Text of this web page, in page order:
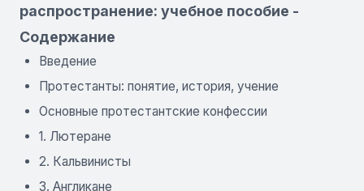
распространение: учебное пособие -
Содержание
Введение
Протестанты: понятие, история, учение
Основные протестантские конфессии
1. Лютеране
2. Кальвинисты
3. Англикане